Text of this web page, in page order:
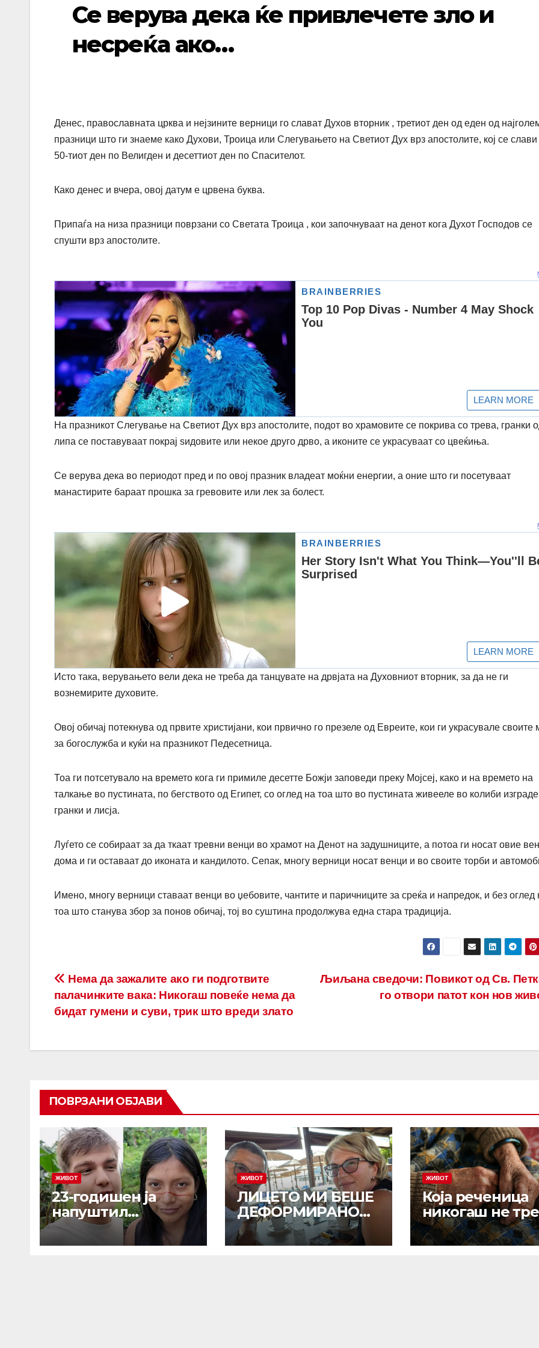
Се верува дека ќе привлечете зло и
несреќа ако…
Денес, православната црква и нејзините верници го слават Духов вторник , третиот ден од еден од
празници што ги знаеме како Духови, Троица или Слегувањето на Светиот Дух врз апостолите, кој се
50-тиот ден по Велигден и десеттиот ден по Спасителот.
Како денес и вчера, овој датум е црвена буква.
Припаѓа на низа празници поврзани со Светата Троица , кои започнуваат на денот кога Духот Господов се
спушти врз апостолите.
На празникот Слегување на Светиот Дух врз апостолите, подот во храмовите се покрива со трева, гранки
липа се поставуваат покрај ѕидовите или некое друго дрво, а иконите се украсуваат со цвеќиња.
Се верува дека во периодот пред и по овој празник владеат моќни енергии, а оние што ги посетуваат
манастирите бараат прошка за гревовите или лек за болест.
Исто така, верувањето вели дека не треба да танцувате на дрвјата на Духовниот вторник, за да не ги
вознемирите духовите.
Овој обичај потекнува од првите христијани, кои првично го презеле од Евреите, кои ги украсувале своите
за богослужба и куќи на празникот Педесетница.
Тоа ги потсетувало на времето кога ги примиле десетте Божји заповеди преку Мојсеј, како и на времето на
талкање во пустината, по бегството од Египет, со оглед на тоа што во пустината живееле во колиби
гранки и лисја.
Луѓето се собираат за да ткаат тревни венци во храмот на Денот на задушниците, а потоа ги носат овие
дома и ги оставаат до иконата и кандилото. Сепак, многу верници носат венци и во своите торби и
Имено, многу верници ставаат венци во џебовите, чантите и паричниците за среќа и напредок, и без оглед
тоа што станува збор за понов обичај, тој во суштина продолжува една стара традиција.
Post
navigation
Љиљана сведочи: Повикот од Св.
го отвори патот кон нов
Нема да зажалите ако ги подготвите
палачинките вака: Никогаш повеќе нема да
бидат гумени и суви, трик што вреди злато
ПОВРЗАНИ ОБЈАВИ
ЖИВОТ
23-годишен ја
напуштил
цивилизацијата и
заминал да живее
ЖИВОТ
ЛИЦЕТО МИ БЕШЕ
ДЕФОРМИРАНО
ОД ПРИТИСОКОТ,
ТРИПАТИ СЕ
ЖИВОТ
Која реченица
никогаш не
да му ја кажете
вашиот